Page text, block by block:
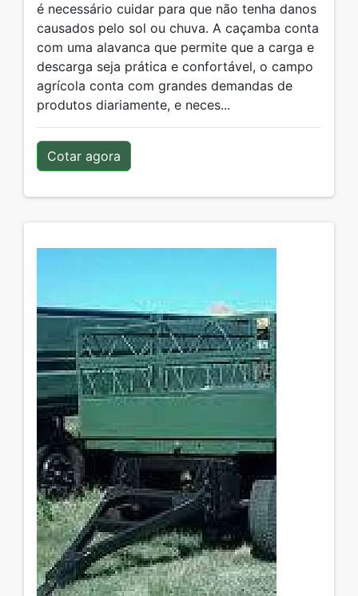
é necessário cuidar para que não tenha danos
causados pelo sol ou chuva. A caçamba conta
com uma alavanca que permite que a carga e
descarga seja prática e confortável, o campo
agrícola conta com grandes demandas de
produtos diariamente, e neces...
Cotar agora